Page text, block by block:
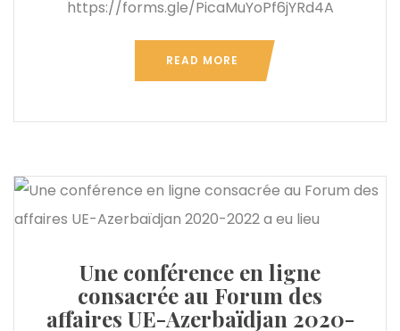
https://forms.gle/PicaMuYoPf6jYRd4A
READ MORE
Une conférence en ligne
consacrée au Forum des
affaires UE-Azerbaïdjan 2020-